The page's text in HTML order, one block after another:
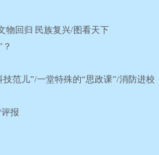
物回归 民族复兴/图看天下
？
范儿”/一堂特殊的“思政课”/消防进校
评报